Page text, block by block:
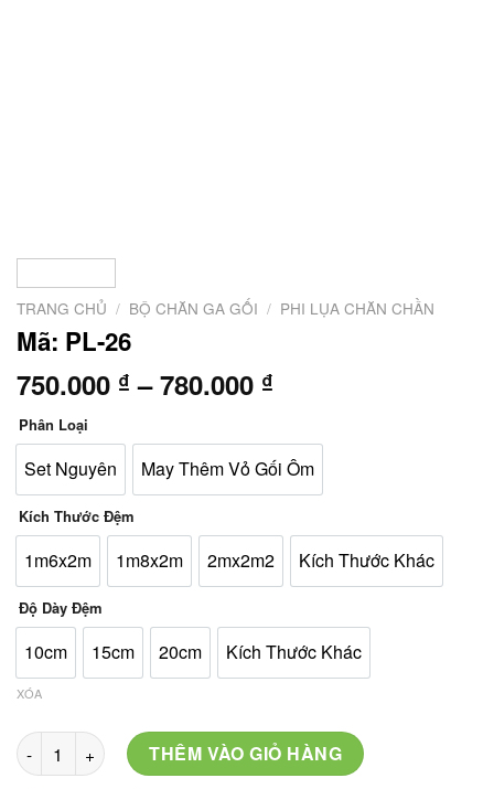
TRANG CHỦ / BỘ CHĂN GA GỐI / PHI LỤA CHĂN CHẦN
Mã: PL-26
750.000 ₫ – 780.000 ₫
từ
750.000 ₫
đến
Phân Loại
Set Nguyên May Thêm Vỏ Gối Ôm
Kích Thước Đệm
1m6x2m 1m8x2m 2mx2m2 Kích Thước Khác
Độ Dày Đệm
10cm 15cm 20cm Kích Thước Khác
XÓA
Mã: PL-26 số lượngTHÊM VÀO GIỎ HÀNG